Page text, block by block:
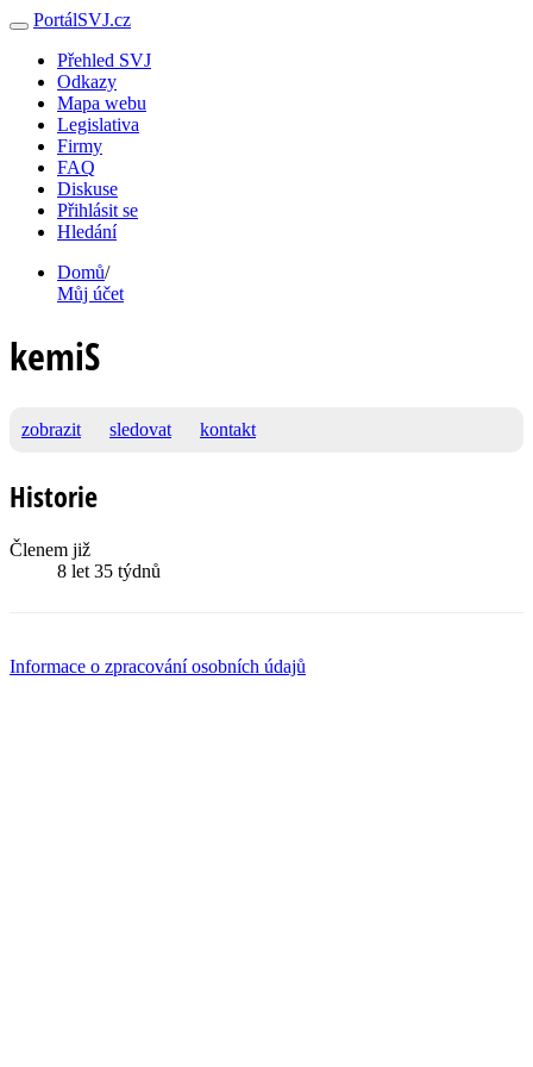
PortálSVJ.cz
Přehled SVJ
Odkazy
Mapa webu
Legislativa
Firmy
FAQ
Diskuse
Přihlásit se
Hledání
Domů/
Můj účet
kemiS
zobrazit sledovat kontakt
Historie
Členem již
8 let 35 týdnů
Informace o zpracování osobních údajů